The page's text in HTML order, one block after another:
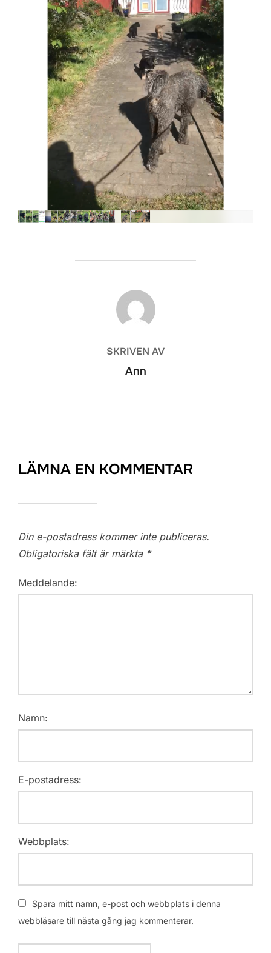
INLÄGGSFÖRFATTARE
SKRIVEN AV
Ann
LÄMNA EN KOMMENTAR
Din e-postadress kommer inte publiceras.
Obligatoriska fält är märkta *
Meddelande:
Namn:
E-postadress:
Webbplats:
Spara mitt namn, e-post och webbplats i denna
webbläsare till nästa gång jag kommenterar.